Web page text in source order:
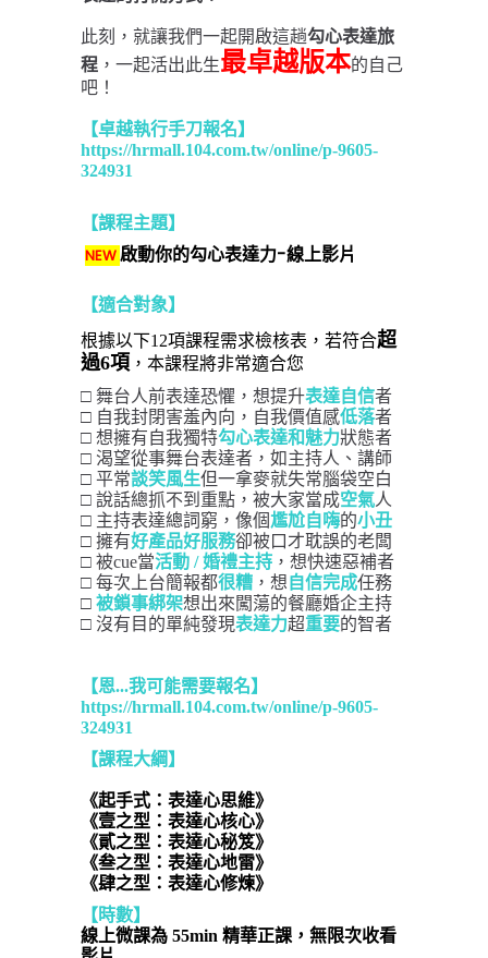
此刻，就讓我們一起開啟這趟勾心表達旅
程 ，一起活出此生最卓越版本的自己
吧！
【卓越執行手刀報名】
https://hrmall.104.com.tw/online/p-9605-
324931
【課程主題】
NEW啟動你的勾心表達力-線上影片
【適合對象】
根據以下12項課程需求檢核表，若符合超
過6項 ，本課程將非常適合您
□ 舞台人前表達恐懼，想提升表達自信者
□ 自我封閉害羞內向，自我價值感低落者
□ 想擁有自我獨特勾心表達和魅力狀態者
□ 渴望從事舞台表達者，如主持人、講師
□ 平常談笑風生但一拿麥就失常腦袋空白
□ 說話總抓不到重點，被大家當成空氣人
□ 主持表達總詞窮，像個尷尬自嗨的小丑
□ 擁有好產品好服務卻被口才耽誤的老闆
□ 被cue當活動 / 婚禮主持 ，想快速惡補者
□ 每次上台簡報都很糟 ，想 自信完成任務
□ 被鎖事綁架想出來闖蕩的餐廳婚企主持
□ 沒有目的單純發現表達力超重要的智者
【恩...我可能需要報名】
https://hrmall.104.com.tw/online/p-9605-
324931
【課程大綱】
《起手式：表達心思維》
《壹之型：表達心核心》
《貳之型：表達心秘笈》
《叁之型：表達心地雷》
《肆之型：表達心修煉》
【時數】
線上微課為 55min 精華正課，無限次收看